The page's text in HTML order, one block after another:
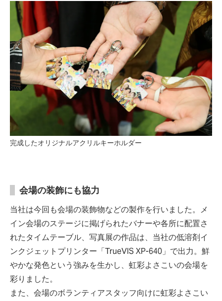
完成したオリジナルアクリルキーホルダー
会場の装飾にも協力
当社は今回も会場の装飾物などの製作を行いました。メ
イン会場のステージに掲げられたバナーや各所に配置さ
れたタイムテーブル、写真展の作品は、当社の低溶剤イ
ンクジェットプリンター「TrueVIS XP-640」で出力。鮮
やかな発色という強みを生かし、虹彩よさこいの会場を
彩りました。
また、会場のボランティアスタッフ向けに虹彩よさこい